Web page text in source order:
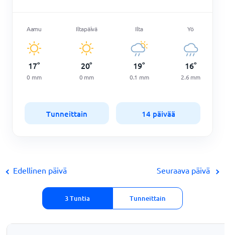
Aamu
17°
0 mm
Iltapäivä
20°
0 mm
Ilta
19°
0.1 mm
Yö
16°
2.6 mm
Tunneittain 14 päivää
Edellinen päivä
3 Tuntia Tunneittain
Seuraava päivä